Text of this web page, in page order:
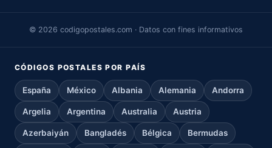
© 2026 codigopostales.com · Datos con fines informativos
CÓDIGOS POSTALES POR PAÍS
España México Albania Alemania Andorra
Argelia Argentina Australia Austria
Azerbaiyán Bangladés Bélgica Bermudas